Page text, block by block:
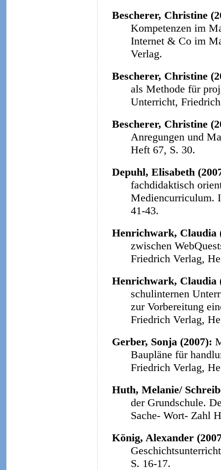
Bescherer, Christine
Kompetenzen im
Internet & Co im
Verlag.
Bescherer, Christine
als Methode für
Unterricht,
Bescherer, Christine
Anregungen und
Heft 67, S. 30.
Depuhl, Elisabeth
fachdidaktisch
Mediencurriculum.
41-43.
Henrichwark, Claudia
zwischen
Friedrich Verlag,
Henrichwark, Claudia
schulinternen
zur Vorbereitung
Friedrich Verlag,
Gerber, Sonja (2007):
Baupläne für
Friedrich Verlag,
Huth, Melanie/
der Grundschule.
Sache- Wort- Zahl
König, Alexander
S. 16-17.